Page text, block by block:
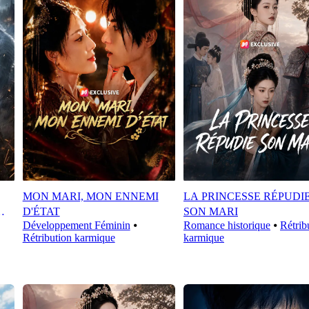
MON MARI, MON ENNEMI
D'ÉTAT
Développement Féminin ⦁
Rétribution karmique
LA PRINCESSE
SON MARI
Romance historique⦁
karmique